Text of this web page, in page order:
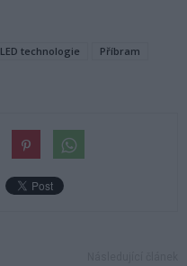
LED technologie
Příbram